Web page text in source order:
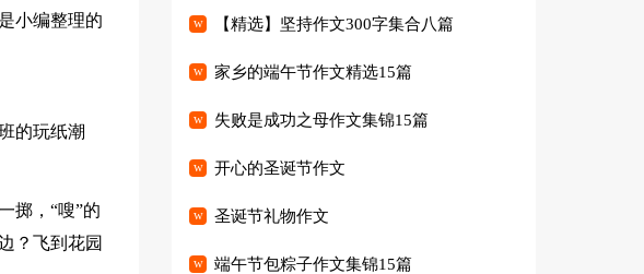
小编整理的
的玩纸潮
掷，“嗖”的
？飞到花园
【精选】坚持作文300字集合八篇
家乡的端午节作文精选15篇
失败是成功之母作文集锦15篇
开心的圣诞节作文
圣诞节礼物作文
端午节包粽子作文集锦15篇